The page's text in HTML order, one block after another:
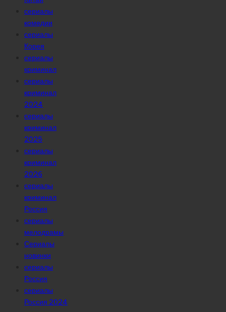
сериалы
комедии
сериалы
Корея
сериалы
криминал
сериалы
криминал
2024
сериалы
криминал
2025
сериалы
криминал
2026
сериалы
криминал
Россия
сериалы
мелодрамы
Сериалы
новинки
сериалы
Россия
сериалы
Россия 2024